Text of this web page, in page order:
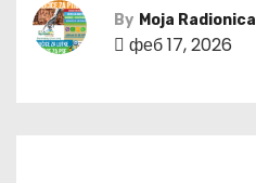
By Moja Radionica
феб 17, 2026